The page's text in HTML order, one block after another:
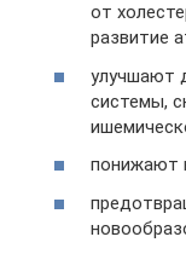
от
развитие
улучшают
системы,
понижают